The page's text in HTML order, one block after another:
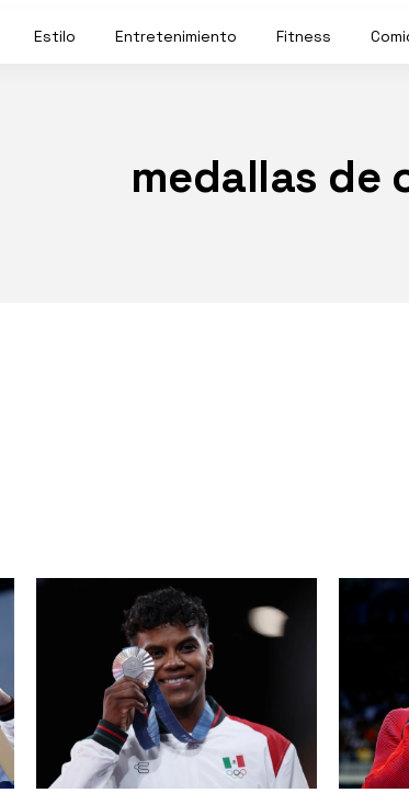
Estilo Entretenimiento Fitness
medallas de